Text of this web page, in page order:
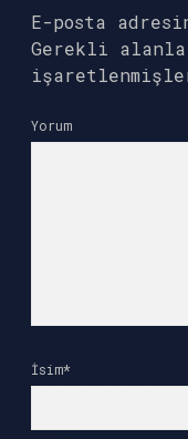
E-posta
Gerekli
Yorum
İsim*